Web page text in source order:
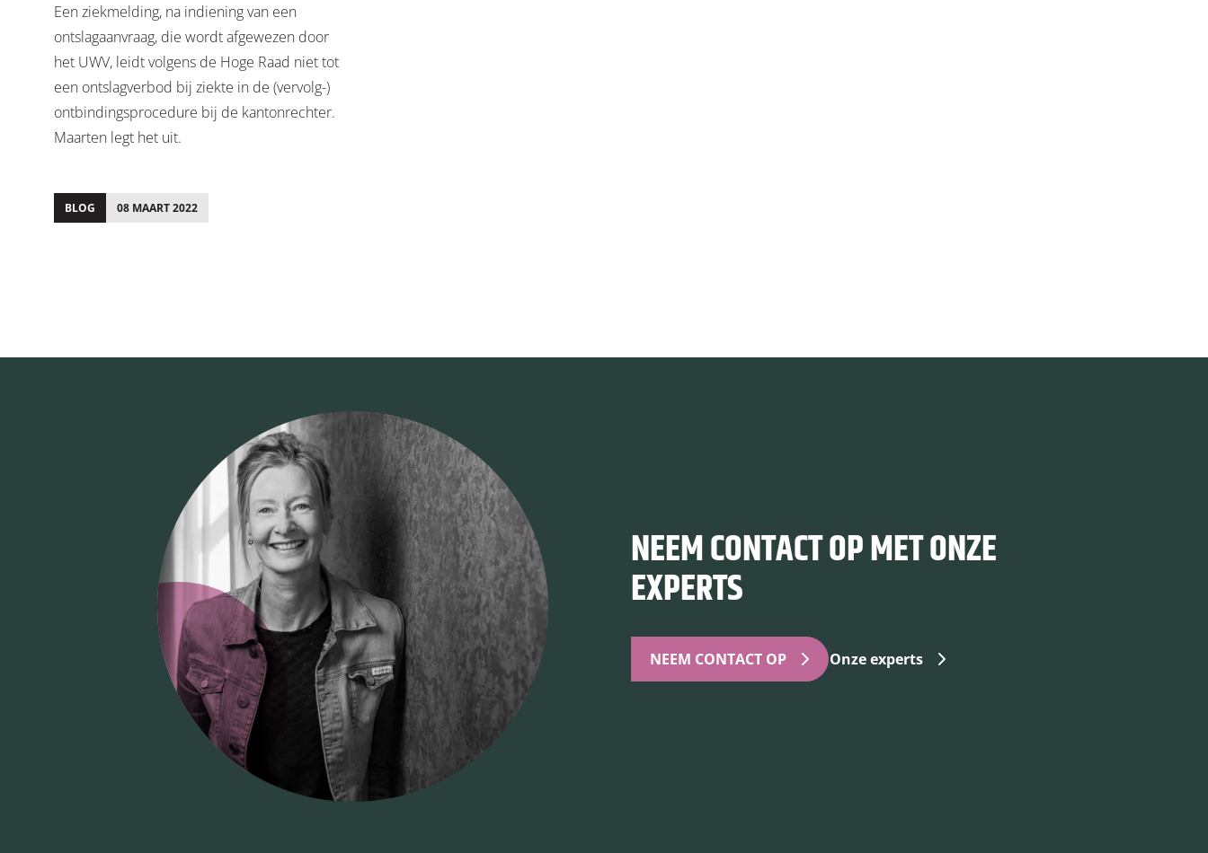
Een ziekmelding, na indiening van een
ontslagaanvraag, die wordt afgewezen door
het UWV, leidt volgens de Hoge Raad niet tot
een ontslagverbod bij ziekte in de (vervolg-)
ontbindingsprocedure bij de kantonrechter.
Maarten legt het uit.
BLOG 08 MAART 2022
NEEM CONTACT OP MET ONZE
EXPERTS
NEEM CONTACT OP Onze experts